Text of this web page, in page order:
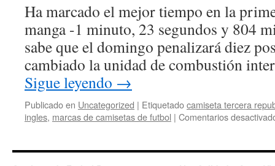
Ha marcado el mejor tiempo en la
manga -1 minuto, 23 segundos y 804
sabe que el domingo penalizará diez
cambiado la unidad de combustión
Sigue leyendo →
Publicado en Uncategorized | Etiquetadocamiseta tercera
ingles, marcas de camisetas de futbol | Comentarios